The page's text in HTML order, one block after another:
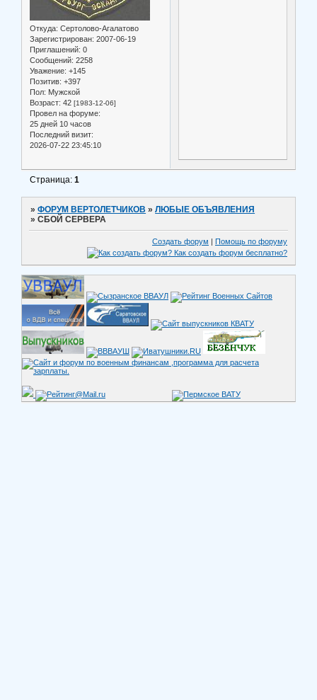
Откуда: Сертолово-Агалатово
Зарегистрирован: 2007-06-19
Приглашений: 0
Сообщений: 2258
Уважение: +145
Позитив: +397
Пол: Мужской
Возраст: 42 [1983-12-06]
Провел на форуме:
25 дней 10 часов
Последний визит:
2026-07-22 23:45:10
Страница:1
»ФОРУМ ВЕРТОЛЕТЧИКОВ »ЛЮБЫЕ ОБЪЯВЛЕНИЯ
»СБОЙ СЕРВЕРА
Создать форум Помощь по форуму